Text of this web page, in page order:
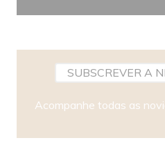
SUBSCREVER A
Acompanhe todas as